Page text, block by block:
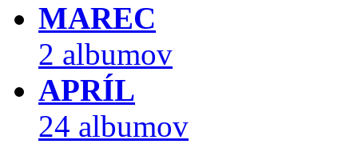
MAREC
2 albumov
APRÍL
24 albumov